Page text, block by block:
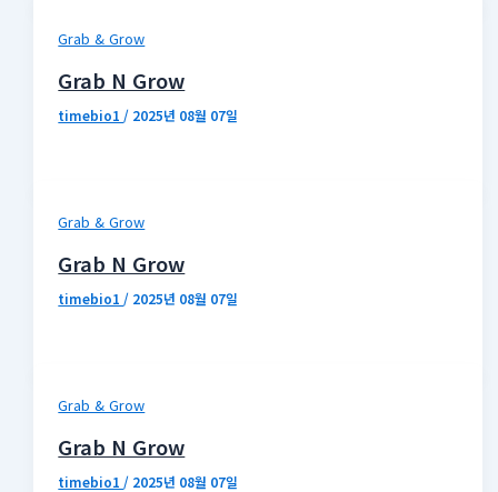
Grab & Grow
Grab N Grow
timebio1 / 2025년 08월 07일
Grab & Grow
Grab N Grow
timebio1 / 2025년 08월 07일
Grab & Grow
Grab N Grow
timebio1 / 2025년 08월 07일